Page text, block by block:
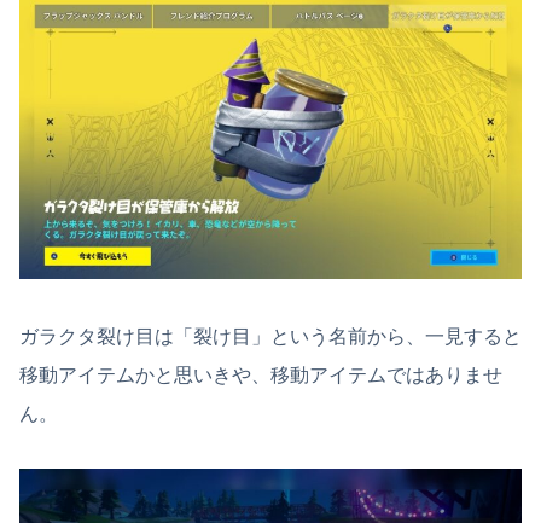
ガラクタ裂け目は「裂け目」という名前から、一見すると
移動アイテムかと思いきや、移動アイテムではありませ
ん。